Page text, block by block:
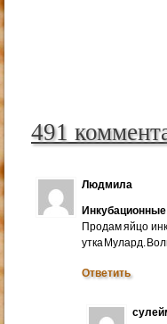
491
Людмила
Инкубационные
Продам яйцо
утка Мулард.
Ответить